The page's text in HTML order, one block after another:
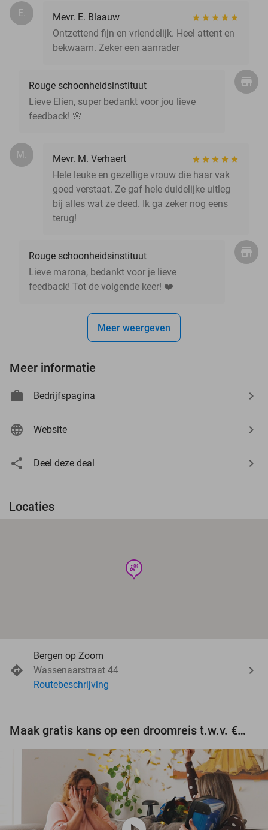
E.
Mevr. E. Blaauw
Ontzettend fijn en vriendelijk. Heel attent en
bekwaam. Zeker een aanrader
Rouge schoonheidsinstituut
Lieve Elien, super bedankt voor jou lieve
feedback! 🌸
M.
Mevr. M. Verhaert
Hele leuke en gezellige vrouw die haar vak
goed verstaat. Ze gaf hele duidelijke uitleg
bij alles wat ze deed. Ik ga zeker nog eens
terug!
Rouge schoonheidsinstituut
Lieve marona, bedankt voor je lieve
feedback! Tot de volgende keer! ❤️
Meer weergeven
Meer informatie
Bedrijfspagina
Website
Deel deze deal
Locaties
wellness
Bergen op Zoom
Wassenaarstraat 44
Routebeschrijving
Maak gratis kans op een droomreis t.w.v. €3.000!